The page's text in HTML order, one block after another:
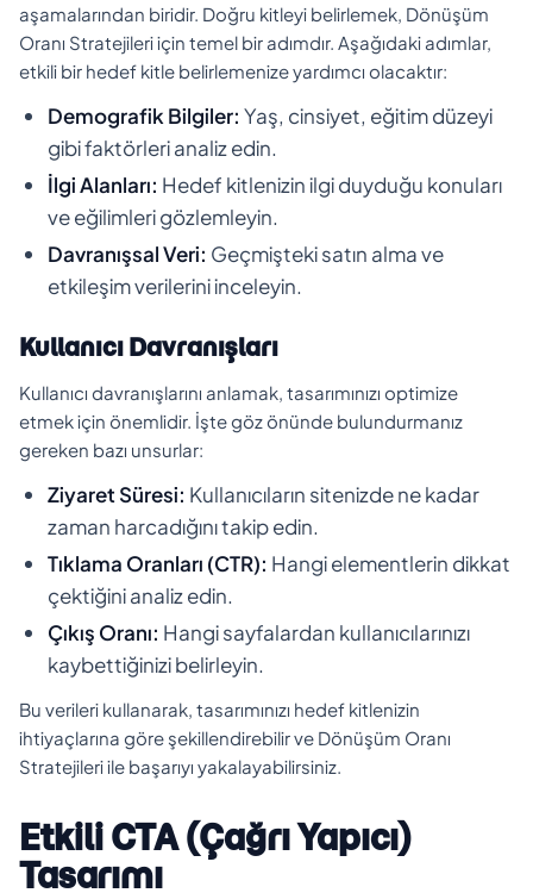
aşamalarından biridir. Doğru kitleyi belirlemek, Dönüşüm
Oranı Stratejileri için temel bir adımdır. Aşağıdaki adımlar,
etkili bir hedef kitle belirlemenize yardımcı olacaktır:
Demografik Bilgiler: Yaş, cinsiyet, eğitim düzeyi
gibi faktörleri analiz edin.
İlgi Alanları: Hedef kitlenizin ilgi duyduğu konuları
ve eğilimleri gözlemleyin.
Davranışsal Veri: Geçmişteki satın alma ve
etkileşim verilerini inceleyin.
Kullanıcı Davranışları
Kullanıcı davranışlarını anlamak, tasarımınızı optimize
etmek için önemlidir. İşte göz önünde bulundurmanız
gereken bazı unsurlar:
Ziyaret Süresi: Kullanıcıların sitenizde ne kadar
zaman harcadığını takip edin.
Tıklama Oranları (CTR): Hangi elementlerin dikkat
çektiğini analiz edin.
Çıkış Oranı: Hangi sayfalardan kullanıcılarınızı
kaybettiğinizi belirleyin.
Bu verileri kullanarak, tasarımınızı hedef kitlenizin
ihtiyaçlarına göre şekillendirebilir ve Dönüşüm Oranı
Stratejileri ile başarıyı yakalayabilirsiniz.
Etkili CTA (Çağrı Yapıcı)
Tasarımı